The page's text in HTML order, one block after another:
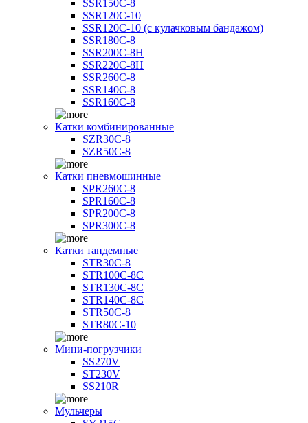
SSR150C-8
SSR120C-10
SSR120C-10 (с кулачковым бандажом)
SSR180C-8
SSR200C-8H
SSR220C-8H
SSR260C-8
SSR140C-8
SSR160C-8
Катки комбинированные
SZR30C-8
SZR50C-8
Катки пневмошинные
SPR260C-8
SPR160C-8
SPR200C-8
SPR300C-8
Катки тандемные
STR30C-8
STR100C-8С
STR130C-8С
STR140C-8С
STR50C-8
STR80C-10
Мини-погрузчики
SS270V
ST230V
SS210R
Мульчеры